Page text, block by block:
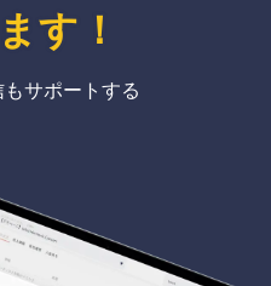
す ！
サポートする